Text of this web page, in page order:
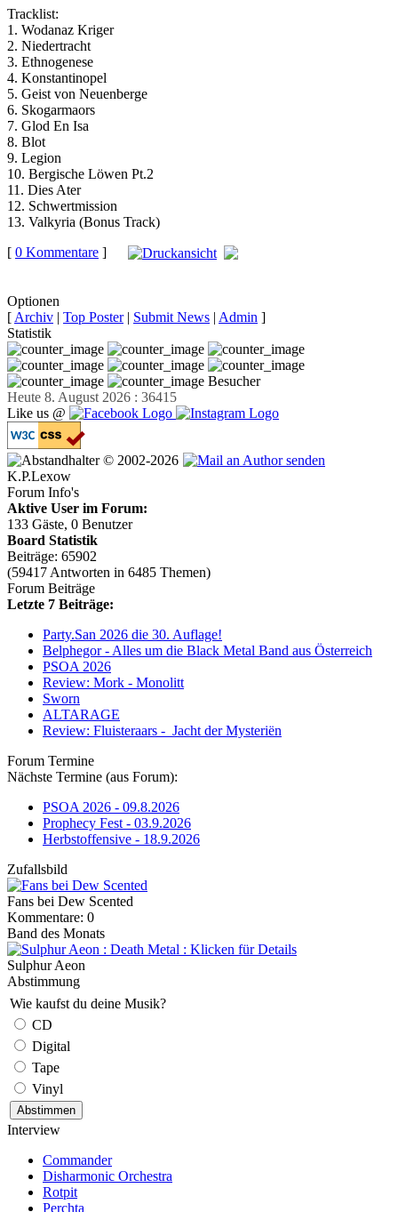
Tracklist:
1. Wodanaz Kriger
2. Niedertracht
3. Ethnogenese
4. Konstantinopel
5. Geist von Neuenberge
6. Skogarmaors
7. Glod En Isa
8. Blot
9. Legion
10. Bergische Löwen Pt.2
11. Dies Ater
12. Schwertmission
13. Valkyria (Bonus Track)
[ 0 Kommentare ]
Optionen
[ Archiv | Top Poster| Submit News | Admin ]
Statistik
Besucher
Heute 8. August 2026 : 36415
Like us @
© 2002-2026
K.P.Lexow
Forum Info's
Aktive User im Forum:
133 Gäste, 0 Benutzer
Board Statistik
Beiträge: 65902
(59417 Antworten in 6485 Themen)
Forum Beiträge
Letzte 7 Beiträge:
Party.San 2026 die 30. Auflage!
Belphegor - Alles um die Black Metal Band aus Österreich
PSOA 2026
Review: Mork - Monolitt
Sworn
ALTARAGE
Review: Fluisteraars - Jacht der Mysteriën
Forum Termine
Nächste Termine (aus Forum):
PSOA 2026 - 09.8.2026
Prophecy Fest - 03.9.2026
Herbstoffensive - 18.9.2026
Zufallsbild
Fans bei Dew Scented
Kommentare: 0
Band des Monats
Sulphur Aeon
Abstimmung
Wie kaufst du deine Musik?
CD
Digital
Tape
Vinyl
Interview
Commander
Disharmonic Orchestra
Rotpit
Perchta